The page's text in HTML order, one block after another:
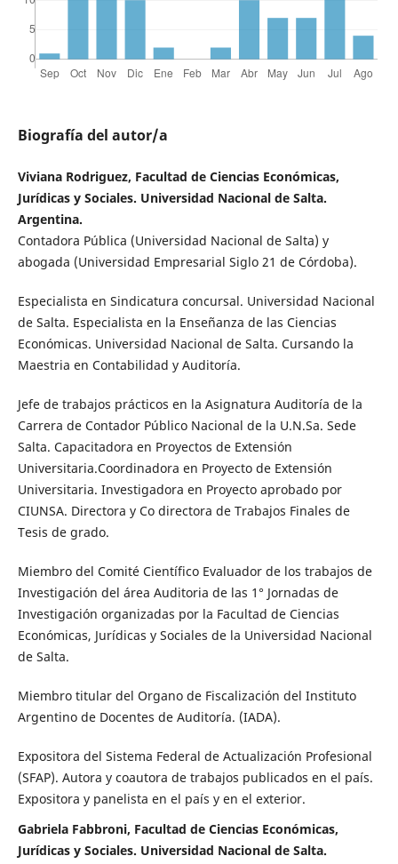
Biografía del autor/a
Viviana Rodriguez, Facultad de Ciencias Económicas,
Jurídicas y Sociales. Universidad Nacional de Salta.
Argentina.
Contadora Pública (Universidad Nacional de Salta) y
abogada (Universidad Empresarial Siglo 21 de Córdoba).
Especialista en Sindicatura concursal. Universidad Nacional
de Salta. Especialista en la Enseñanza de las Ciencias
Económicas. Universidad Nacional de Salta. Cursando la
Maestria en Contabilidad y Auditoría.
Jefe de trabajos prácticos en la Asignatura Auditoría de la
Carrera de Contador Público Nacional de la U.N.Sa. Sede
Salta. Capacitadora en Proyectos de Extensión
Universitaria.Coordinadora en Proyecto de Extensión
Universitaria. Investigadora en Proyecto aprobado por
CIUNSA. Directora y Co directora de Trabajos Finales de
Tesis de grado.
Miembro del Comité Científico Evaluador de los trabajos de
Investigación del área Auditoria de las 1° Jornadas de
Investigación organizadas por la Facultad de Ciencias
Económicas, Jurídicas y Sociales de la Universidad Nacional
de Salta.
Miembro titular del Organo de Fiscalización del Instituto
Argentino de Docentes de Auditoría. (IADA).
Expositora del Sistema Federal de Actualización Profesional
(SFAP). Autora y coautora de trabajos publicados en el país.
Expositora y panelista en el país y en el exterior.
Gabriela Fabbroni, Facultad de Ciencias Económicas,
Jurídicas y Sociales. Universidad Nacional de Salta.